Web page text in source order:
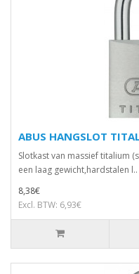
ABUS HANGSLOT
Slotkast van massief titalium
een laag gewicht,hardstalen l..
8,38€
Excl. BTW: 6,93€